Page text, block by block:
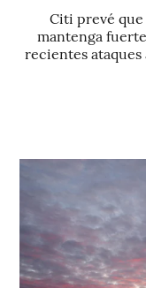
Citi prevé
mantenga
recientes ataques